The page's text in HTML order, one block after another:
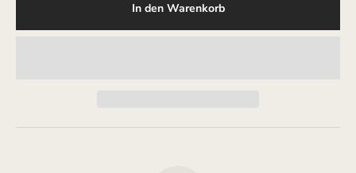
In den Warenkorb